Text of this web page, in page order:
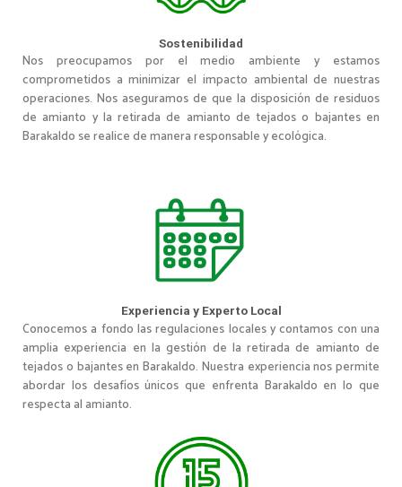
Sostenibilidad
Nos preocupamos por el medio ambiente y estamos
comprometidos a minimizar el impacto ambiental de nuestras
operaciones. Nos aseguramos de que la disposición de residuos
de amianto y la retirada de amianto de tejados o bajantes en
Barakaldo se realice de manera responsable y ecológica.
Experiencia y Experto Local
Conocemos a fondo las regulaciones locales y contamos con una
amplia experiencia en la gestión de la retirada de amianto de
tejados o bajantes en Barakaldo. Nuestra experiencia nos permite
abordar los desafíos únicos que enfrenta Barakaldo en lo que
respecta al amianto.